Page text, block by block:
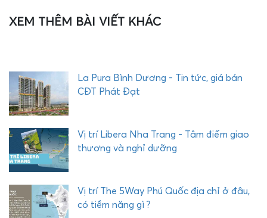
XEM THÊM BÀI VIẾT KHÁC
La Pura Bình Dương - Tin tức, giá bán
CĐT Phát Đạt
Vị trí Libera Nha Trang - Tâm điểm giao
thương và nghỉ dưỡng
Vị trí The 5Way Phú Quốc địa chỉ ở đâu,
có tiềm năng gì ?